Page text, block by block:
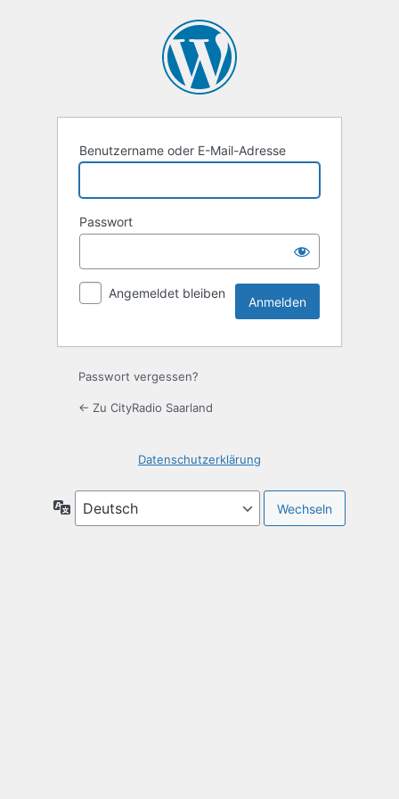
Benutzername oder E-Mail-Adresse
Passwort
Angemeldet bleiben
Passwort vergessen?
← Zu CityRadio Saarland
Datenschutzerklärung
Sprache